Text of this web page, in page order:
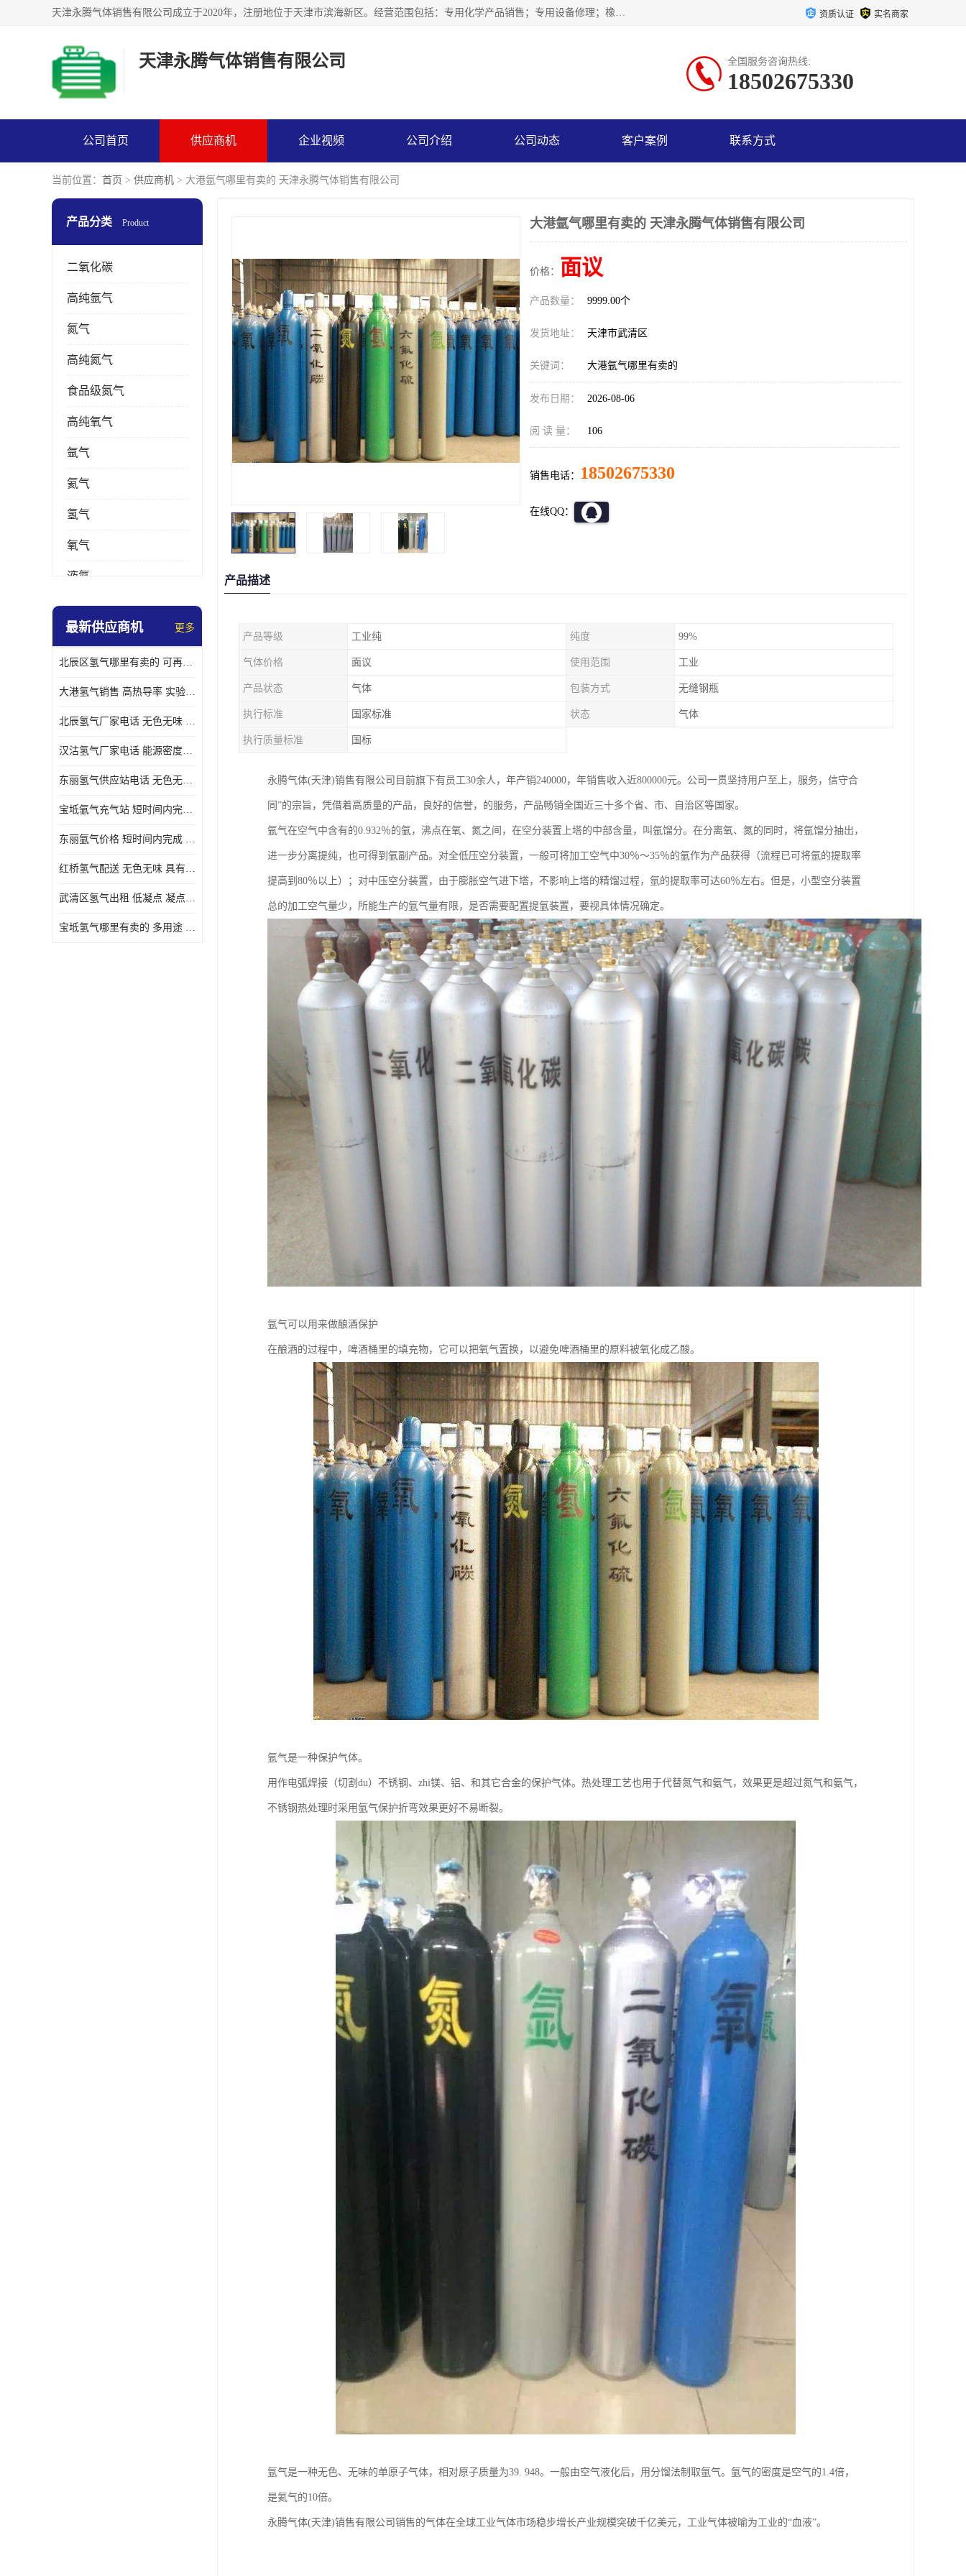
天津永腾气体销售有限公司成立于2020年，注册地位于天津市滨海新区。经营范围包括：专用化学产品销售；专用设备修理；橡胶制品销售；气体压缩机械销售；特种设备销售；仪器仪表销售；机械设备租赁；五金产品批发；食品添加剂销售等，主要供应：氧气、乙炔、氮气、氩气、氢气、氦气、液氨、液氮、一氧化碳、二氧化碳等，各种工业气体，高纯气体，食品级气体。 资质认证 实名商家
天津永腾气体销售有限公司 全国服务咨询热线:
18502675330
公司首页 供应商机 企业视频 公司介绍 公司动态 客户案例 联系方式
当前位置： 首页 > 供应商机 > 大港氩气哪里有卖的 天津永腾气体销售有限公司
产品分类 Product
二氧化碳
高纯氩气
氮气
高纯氮气
食品级氮气
高纯氧气
氩气
氦气
氢气
氧气
液氮
乙炔
最新供应商机 更多
北辰区氢气哪里有卖的 可再生 实验室应用
大港氢气销售 高热导率 实验室应用
北辰氢气厂家电话 无色无味 凝点为-259
汉沽氢气厂家电话 能源密度高 储存和传输便利
东丽氢气供应站电话 无色无味 储存和传输便利
宝坻氩气充气站 短时间内完成 人员经过培训
东丽氩气价格 短时间内完成 物流管理优良
红桥氢气配送 无色无味 具有较低的密度
武清区氢气出租 低凝点 凝点为-259
宝坻氢气哪里有卖的 多用途 可以在空气中上升
大港氩气哪里有卖的 天津永腾气体销售有限公司
价格： 面议
产品数量： 9999.00个
发货地址： 天津市武清区
关键词： 大港氩气哪里有卖的
发布日期： 2026-08-06
阅 读 量： 106
销售电话： 18502675330
在线QQ：
产品描述
产品等级 工业纯 纯度 99%
气体价格 面议 使用范围 工业
产品状态 气体 包装方式 无缝钢瓶
执行标准 国家标准 状态 气体
执行质量标准 国标
永腾气体(天津)销售有限公司目前旗下有员工30余人，年产销240000，年销售收入近800000元。公司一贯坚持用户至上，服务，信守合
同”的宗旨，凭借着高质量的产品，良好的信誉，的服务，产品畅销全国近三十多个省、市、自治区等国家。
氩气在空气中含有的0.932％的氩，沸点在氧、氮之间，在空分装置上塔的中部含量，叫氩馏分。在分离氧、氮的同时，将氩馏分抽出，
进一步分离提纯，也可得到氩副产品。对全低压空分装置，一般可将加工空气中30％～35％的氩作为产品获得（流程已可将氩的提取率
提高到80％以上）；对中压空分装置，由于膨胀空气进下塔，不影响上塔的精馏过程，氩的提取率可达60％左右。但是，小型空分装置
总的加工空气量少，所能生产的氩气量有限，是否需要配置提氩装置，要视具体情况确定。
氩气可以用来做酿酒保护
在酿酒的过程中，啤酒桶里的填充物，它可以把氧气置换，以避免啤酒桶里的原料被氧化成乙酸。
氩气是一种保护气体。
用作电弧焊接（切割du）不锈钢、zhi镁、铝、和其它合金的保护气体。热处理工艺也用于代替氮气和氨气，效果更是超过氮气和氨气，
不锈钢热处理时采用氩气保护折弯效果更好不易断裂。
氩气是一种无色、无味的单原子气体，相对原子质量为39. 948。一般由空气液化后，用分馏法制取氩气。氩气的密度是空气的1.4倍，
是氦气的10倍。
永腾气体(天津)销售有限公司销售的气体在全球工业气体市场稳步增长产业规模突破千亿美元，工业气体被喻为工业的“血液”。